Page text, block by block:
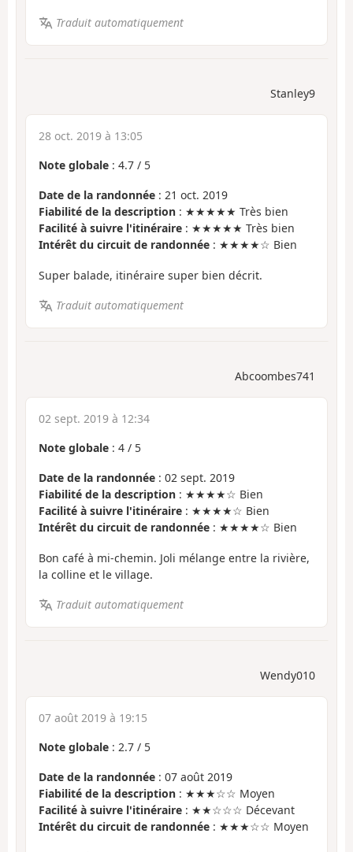
Traduit automatiquement
Stanley9
28 oct. 2019 à 13:05
Note globale : 4.7 / 5
Date de la randonnée : 21 oct. 2019
Fiabilité de la description : ★★★★★ Très bien
Facilité à suivre l'itinéraire : ★★★★★ Très bien
Intérêt du circuit de randonnée : ★★★★☆ Bien
Super balade, itinéraire super bien décrit.
Traduit automatiquement
Abcoombes741
02 sept. 2019 à 12:34
Note globale : 4 / 5
Date de la randonnée : 02 sept. 2019
Fiabilité de la description : ★★★★☆ Bien
Facilité à suivre l'itinéraire : ★★★★☆ Bien
Intérêt du circuit de randonnée : ★★★★☆ Bien
Bon café à mi-chemin. Joli mélange entre la rivière,
la colline et le village.
Traduit automatiquement
Wendy010
07 août 2019 à 19:15
Note globale : 2.7 / 5
Date de la randonnée : 07 août 2019
Fiabilité de la description : ★★★☆☆ Moyen
Facilité à suivre l'itinéraire : ★★☆☆☆ Décevant
Intérêt du circuit de randonnée : ★★★☆☆ Moyen